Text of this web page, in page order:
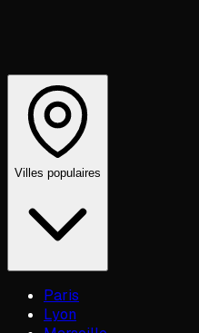
Villes populaires
Paris
Lyon